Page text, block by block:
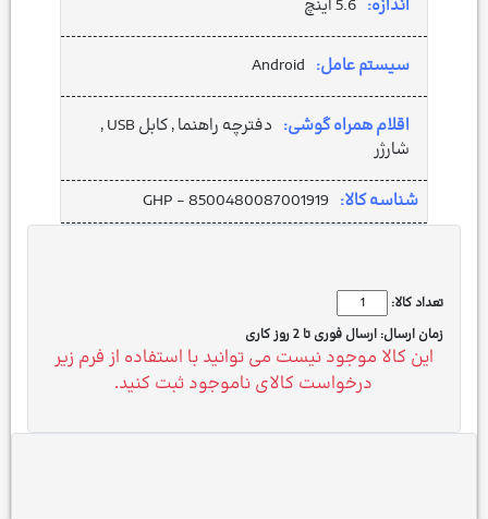
اندازه: 5.6 اینچ
سیستم عامل: Android
اقلام همراه گوشی:
دفترچه‌ راهنما , کابل USB ,
شارژر
شناسه کالا: GHP - 8500480087001919
تعداد کالا:
زمان ارسال: ارسال فوری تا 2 روز کاری
این کالا موجود نیست می توانید با استفاده از فرم زیر
درخواست کالای ناموجود ثبت کنید.